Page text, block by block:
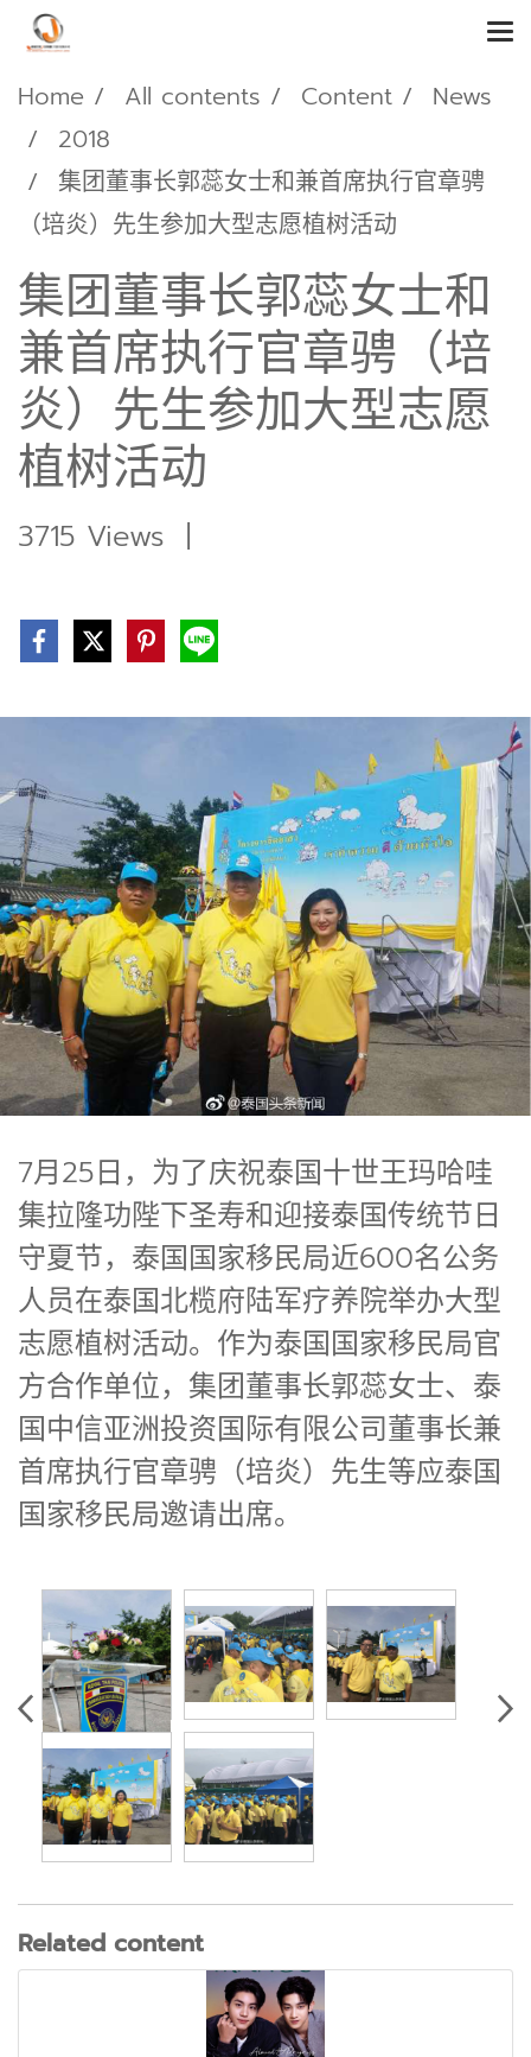
Home All contents Content
News
2018
集团董事长郭蕊女士和兼首席执行官章骋
（培炎）先生参加大型志愿植树活动
集团董事长郭蕊女士和
兼首席执行官章骋（培
炎）先生参加大型志愿
植树活动
3715 Views |
7月25日，为了庆祝泰国十世王玛哈哇
集拉隆功陛下圣寿和迎接泰国传统节日
守夏节，泰国国家移民局近600名公务
人员在泰国北榄府陆军疗养院举办大型
志愿植树活动。作为泰国国家移民局官
方合作单位，集团董事长郭蕊女士、泰
国中信亚洲投资国际有限公司董事长兼
首席执行官章骋（培炎）先生等应泰国
国家移民局邀请出席。
Related content